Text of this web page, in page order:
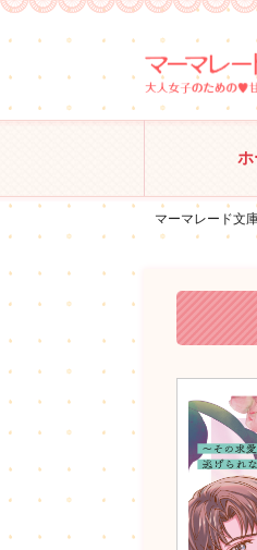
ホ
マーマレード文